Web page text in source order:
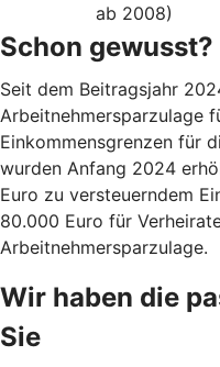
ab 2008)
Schon gewusst?
Seit dem Beitragsjahr
Arbeitnehmersparzulage
Einkommensgrenzen für
wurden Anfang 2024
Euro zu versteuerndem
80.000 Euro für
Arbeitnehmersparzulage.
Wir haben die
Sie